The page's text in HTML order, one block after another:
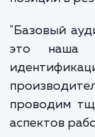
или
это может
позиции в
"Базовый
это наша